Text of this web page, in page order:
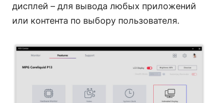
дисплей – для вывода любых приложений
или контента по выбору пользователя.